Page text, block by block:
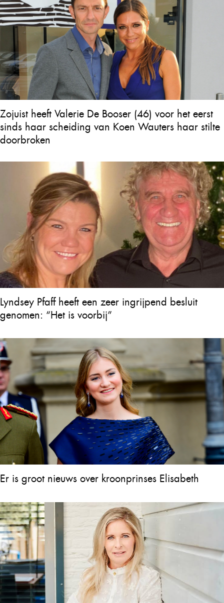
Zojuist heeft Valerie De Booser (46) voor het eerst
sinds haar scheiding van Koen Wauters haar stilte
doorbroken
Lyndsey Pfaff heeft een zeer ingrijpend besluit
genomen: “Het is voorbij”
Er is groot nieuws over kroonprinses Elisabeth